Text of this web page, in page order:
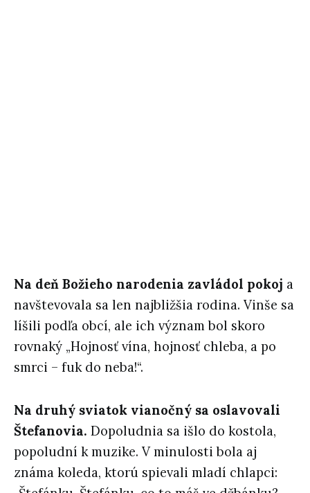
Na deň Božieho narodenia zavládol pokoj a
navštevovala sa len najbližšia rodina. Vinše sa
líšili podľa obcí, ale ich význam bol skoro
rovnaký „Hojnosť vína, hojnosť chleba, a po
smrci – fuk do neba!“.
Na druhý sviatok vianočný sa oslavovali
Štefanovia. Dopoludnia sa išlo do kostola,
popoludní k muzike. V minulosti bola aj
známa koleda, ktorú spievali mladí chlapci: